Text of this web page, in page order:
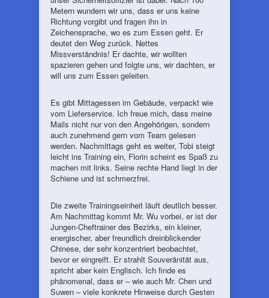
Metern wundern wir uns, dass er uns keine
Richtung vorgibt und fragen ihn in
Zeichensprache, wo es zum Essen geht. Er
deutet den Weg zurück. Nettes
Missverständnis! Er dachte, wir wollten
spazieren gehen und folgte uns, wir dachten, er
will uns zum Essen geleiten.
Es gibt Mittagessen im Gebäude, verpackt wie
vom Lieferservice. Ich freue mich, dass meine
Mails nicht nur von den Angehörigen, sondern
auch zunehmend gern vom Team gelesen
werden. Nachmittags geht es weiter, Tobi steigt
leicht ins Training ein, Florin scheint es Spaß zu
machen mit links. Seine rechte Hand liegt in der
Schiene und ist schmerzfrei.
Die zweite Trainingseinheit läuft deutlich besser.
Am Nachmittag kommt Mr. Wu vorbei, er ist der
Jungen-Cheftrainer des Bezirks, ein kleiner,
energischer, aber freundlich dreinblickender
Chinese, der sehr konzentriert beobachtet,
bevor er eingreift. Er strahlt Souveränität aus,
spricht aber kein Englisch. Ich finde es
phänomenal, dass er – wie auch Mr. Chen und
Suwen – viele konkrete Hinweise durch Gesten